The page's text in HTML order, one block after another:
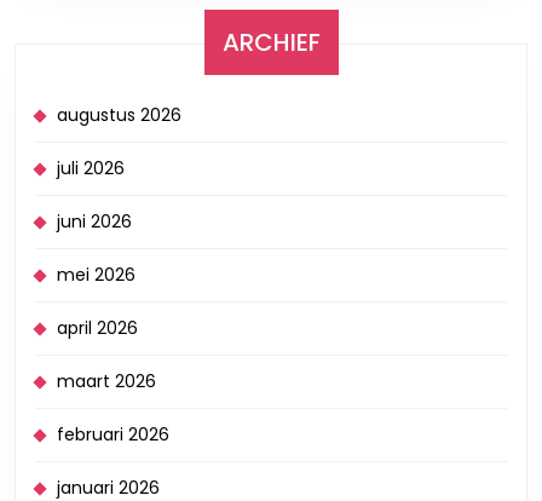
ARCHIEF
augustus 2026
juli 2026
juni 2026
mei 2026
april 2026
maart 2026
februari 2026
januari 2026